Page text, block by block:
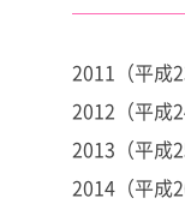
2011（平成
2012（平成
2013（平成
2014（平成